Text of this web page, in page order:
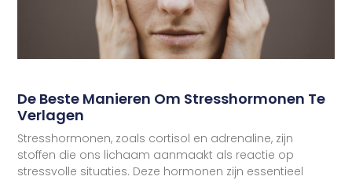
De Beste Manieren Om Stresshormonen Te
Verlagen
Stresshormonen, zoals cortisol en adrenaline, zijn
stoffen die ons lichaam aanmaakt als reactie op
stressvolle situaties. Deze hormonen zijn essentieel